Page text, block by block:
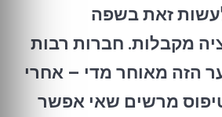
זאת בשפה
מקבלות. חברות רבות
הזה מאוחר מדי – אחרי
מרשים שאי אפשר